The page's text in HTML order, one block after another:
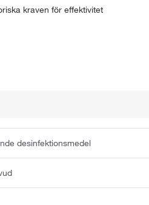
kraven för effektivitet
desinfektionsmedel